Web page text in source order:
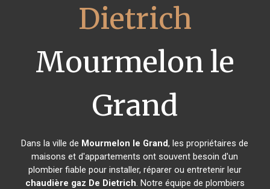
Dietrich
Mourmelon le
Grand
Dans la ville de Mourmelon le Grand, les propriétaires de
maisons et d'appartements ont souvent besoin d'un
plombier fiable pour installer, réparer ou entretenir leur
chaudière gaz De Dietrich. Notre équipe de plombiers